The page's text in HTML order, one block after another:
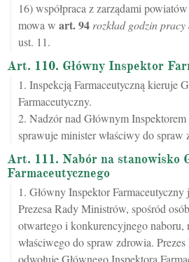
16) współpraca z zarządami
mowa w art.94 rozkład godzin
ust. 11.
Art. 110. Główny Inspektor
1. Inspekcją Farmaceutyczną kieruje
Farmaceutyczny.
2. Nadzór nad Głównym
sprawuje minister właściwy do spraw
Art. 111. Nabór na stanowisko
Farmaceutycznego
1. Główny Inspektor Farmaceutyczny
Prezesa Rady Ministrów, spośród
otwartego i konkurencyjnego naboru,
właściwego do spraw zdrowia.
odwołuje Głównego Inspektora